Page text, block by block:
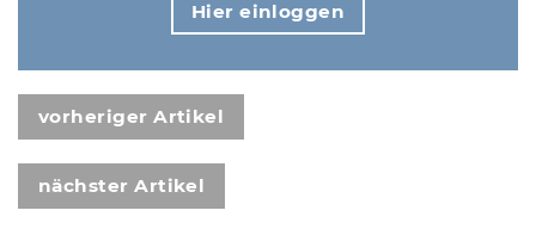
Hier einloggen
vorheriger Artikel
nächster Artikel